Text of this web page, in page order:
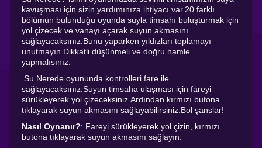
kavuşması için sizin yardımınıza ihtiyacı var.20 farklı
bölümün bulunduğu oyunda suyla timsahı buluşturmak için
yol çizecek ve vanayı açarak suyun akmasını
sağlayacaksınız.Bunu yaparken yıldızları toplamayı
unutmayın.Dikkatli düşünmeli ve doğru hamle
yapmalısınız.
Su Nerede oyununda kontrolleri fare ile
sağlayacaksınız.Suyun timsaha ulaşması için fareyi
sürükleyerek yol çizeceksiniz.Ardından kırmızı butona
tıklayarak suyun akmasını sağlayabilirsiniz.Bol şanslar!
Nasıl Oynanır?: Fareyi sürükleyerek yol çizin, kırmızı
butona tıklayarak suyun akmasını sağlayın.